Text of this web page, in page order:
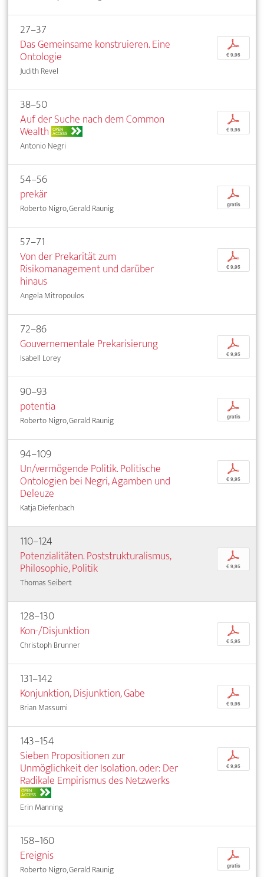
27–37
Das Gemeinsame konstruieren. Eine
Ontologie
Judith Revel
p
€ 9,95
38–50
Auf der Suche nach dem Common
Wealth OPEN
ACCESS
Antonio Negri
p
€ 9,95
54–56
prekär
Roberto Nigro, Gerald Raunig
p
gratis
57–71
Von der Prekarität zum
Risikomanagement und darüber
hinaus
Angela Mitropoulos
p
€ 9,95
72–86
Gouvernementale Prekarisierung
Isabell Lorey
p
€ 9,95
90–93
potentia
Roberto Nigro, Gerald Raunig
p
gratis
94–109
Un/vermögende Politik. Politische
Ontologien bei Negri, Agamben und
Deleuze
Katja Diefenbach
p
€ 9,95
110–124
Potenzialitäten. Poststrukturalismus,
Philosophie, Politik
Thomas Seibert
p
€ 9,95
128–130
Kon-/Disjunktion
Christoph Brunner
p
€ 5,95
131–142
Konjunktion, Disjunktion, Gabe
Brian Massumi
p
€ 9,95
143–154
Sieben Propositionen zur
Unmöglichkeit der Isolation. oder: Der
Radikale Empirismus des Netzwerks
OPEN
ACCESS
Erin Manning
p
€ 9,95
158–160
Ereignis
Roberto Nigro, Gerald Raunig
p
gratis